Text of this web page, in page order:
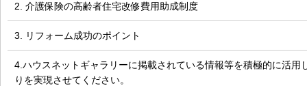
2. 介護保険の高齢者住宅改修費用助成制度
3. リフォーム成功のポイント
4.ハウスネットギャラリーに掲載されている情報等を積極的に活用
りを実現させてください。